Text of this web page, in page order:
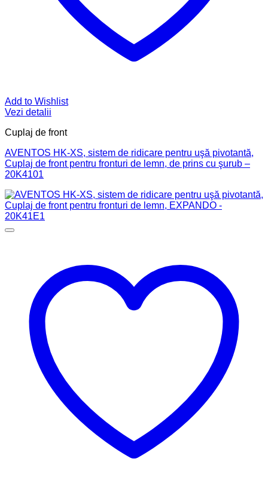
Add to Wishlist
Vezi detalii
Cuplaj de front
AVENTOS HK-XS, sistem de ridicare pentru uşă pivotantă,
Cuplaj de front pentru fronturi de lemn, de prins cu şurub –
20K4101